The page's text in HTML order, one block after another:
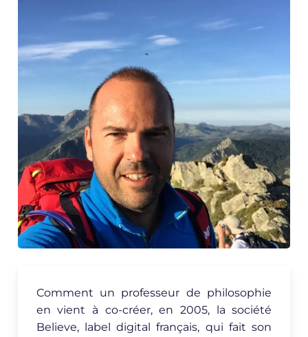
Comment un professeur de philosophie
en vient à co-créer, en 2005, la société
Believe, label digital français, qui fait son